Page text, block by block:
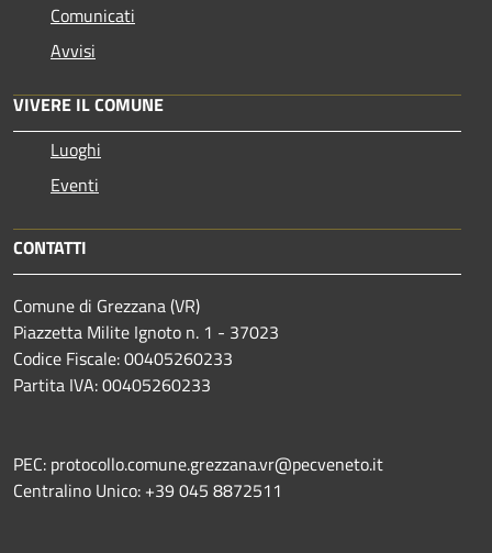
Comunicati
Avvisi
VIVERE IL COMUNE
Luoghi
Eventi
CONTATTI
Comune di Grezzana (VR)
Piazzetta Milite Ignoto n. 1 - 37023
Codice Fiscale: 00405260233
Partita IVA: 00405260233
PEC: protocollo.comune.grezzana.vr@pecveneto.it
Centralino Unico: +39 045 8872511